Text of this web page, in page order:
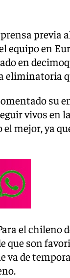
equipo en
en
eliminatoria
su
vivos
el mejor, ya
el chileno
que son
va de